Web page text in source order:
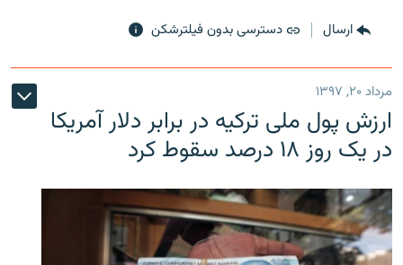
ارسال دسترسی بدون فیلترشکن
مرداد ۲۰, ۱۳۹۷
ارزش پول ملی ترکیه در برابر دلار آمریکا
در یک روز ۱۸ درصد سقوط کرد